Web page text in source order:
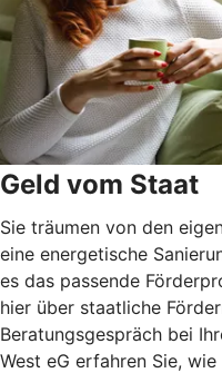
Geld vom Staat
Sie träumen von den
eine energetische
es das passende
hier über staatliche
Beratungsgespräch bei
West eG erfahren Sie,